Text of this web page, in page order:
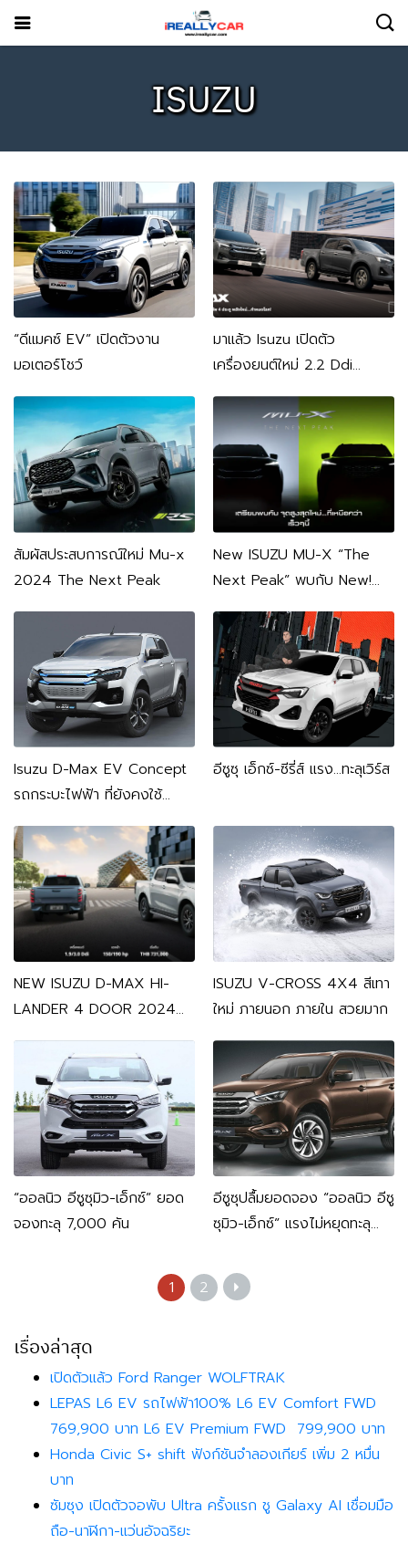
ISUZU
“ดีแมคซ์ EV” เปิดตัวงาน
มอเตอร์โชว์
มาแล้ว Isuzu เปิดตัว
เครื่องยนต์ใหม่ 2.2 Ddi
Maxforceความประหยัดควบคู่
ความแรง
สัมผัสประสบการณ์ใหม่ Mu-x
2024 The Next Peak
New ISUZU MU-X “The
Next Peak” พบกับ New!
Isuzu D-Max EV Concept
รถกระบะไฟฟ้า ที่ยังคงใช้
เครื่องยนต์ดีเซล
อีซูซุ เอ็กซ์-ซีรี่ส์ แรง…ทะลุเวิร์ส
NEW ISUZU D-MAX HI-
LANDER 4 DOOR 2024
มาอย่างหล่อ
ISUZU V-CROSS 4X4 สีเทา
ใหม่ ภายนอก ภายใน สวยมาก
“ออลนิว อีซูซุมิว-เอ็กซ์” ยอด
จองทะลุ 7,000 คัน
อีซูซุปลื้มยอดจอง “ออลนิว อีซู
ซุมิว-เอ็กซ์” แรงไม่หยุดทะลุ
1
2
เรื่องล่าสุด
เปิดตัวแล้ว Ford Ranger WOLFTRAK
LEPAS L6 EV รถไฟฟ้า100% L6 EV Comfort FWD
769,900 บาท L6 EV Premium FWD 799,900 บาท
Honda Civic S+ shift ฟังก์ชันจำลองเกียร์ เพิ่ม 2 หมื่น
บาท
ซัมซุง เปิดตัวจอพับ Ultra ครั้งแรก ชู Galaxy AI เชื่อมมือ
ถือ-นาฬิกา-แว่นอัจฉริยะ